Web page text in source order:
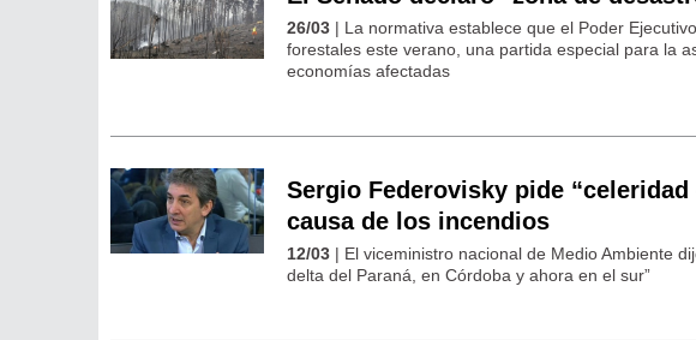
26/03 | La normativa establece que el Poder
forestales este verano, una partida especial para la
economías afectadas
Sergio Federovisky pide
causa de los incendios
12/03 | El viceministro nacional de Medio Ambiente
delta del Paraná, en Córdoba y ahora en el sur”